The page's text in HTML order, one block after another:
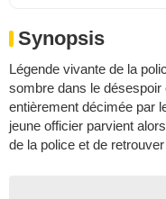
Synopsis
Légende vivante de la
sombre dans le
entièrement décimée par
jeune officier parvient
de la police et de